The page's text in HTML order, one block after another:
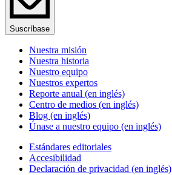
Suscríbase
Nuestra misión
Nuestra historia
Nuestro equipo
Nuestros expertos
Reporte anual (en inglés)
Centro de medios (en inglés)
Blog (en inglés)
Únase a nuestro equipo (en inglés)
Estándares editoriales
Accesibilidad
Declaración de privacidad (en inglés)